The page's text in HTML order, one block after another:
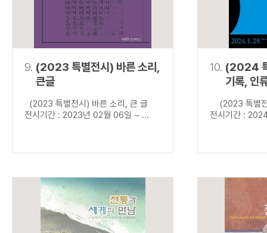
9. (2023 특별전시) 바른 소리,
큰글
(2023 특별전시) 바른 소리, 큰 글
전시기간 : 2023년 02월 06일 ~ ...
10. (2024
기록, 인
(2023 특별
전시기간 :